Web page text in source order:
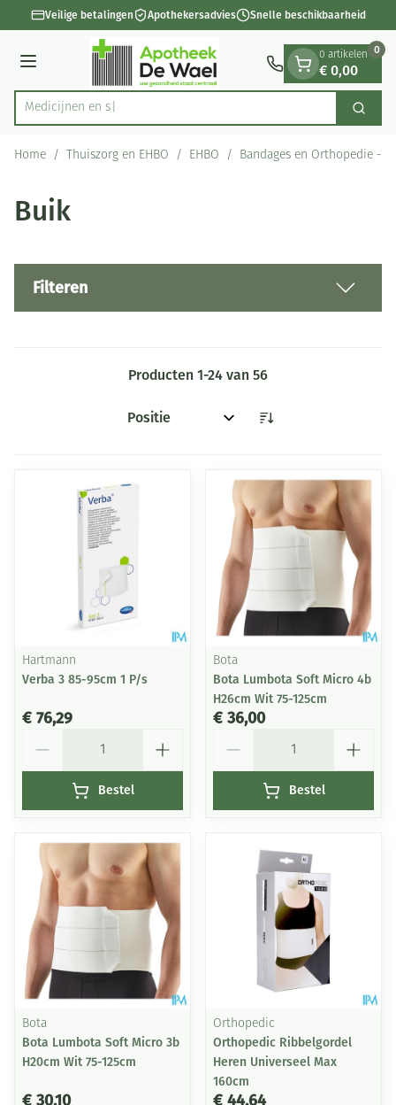
Ga naar de inhoud
1 van 1Veilige betalingen Apothekersadvies Snelle beschikbaarheid
Menu
Product, merk, categorie... Zoek
0 artikelen
€ 0,00
0
Home / Thuiszorg en EHBO / EHBO / Bandages en Orthopedie -
Buik
Filteren
Producten 1-24 van 56
Sorteer op:
Hartmann
Verba 3 85-95cm 1 P/s
€ 76,29
Bestel
Bota
Bota Lumbota Soft Micro 4b
H26cm Wit 75-125cm
€ 36,00
Bestel
Bota
Bota Lumbota Soft Micro 3b
H20cm Wit 75-125cm
€ 30,10
Orthopedic
Orthopedic Ribbelgordel
Heren Universeel Max
160cm
€ 44,64